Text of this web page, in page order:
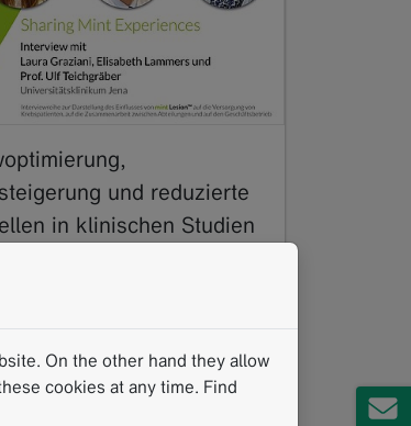
und reduzierte
in klinischen Studien
Radiologie am…
On the other hand they allow
cookies at any time. Find